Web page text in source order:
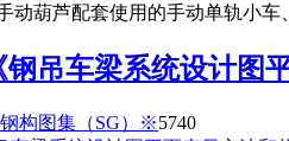
动葫芦配套使用的手动单轨小
钢吊车梁系统设计图
构图集（SG）※5740